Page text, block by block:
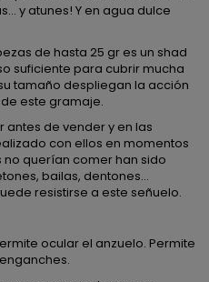
y atunes! Y en agua dulce
de hasta 25 gr es un shad
suficiente para cubrir mucha
tamaño despliegan la acción
este gramaje.
antes de vender y en las
con ellos en momentos
querían comer han sido
bailas, dentones...
resistirse a este señuelo.
ocular el anzuelo. Permite